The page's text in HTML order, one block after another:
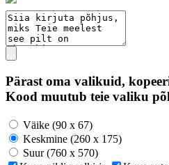
Pärast oma valikuid,
Kood muutub teie valiku
Väike (90 x 67)
Keskmine (260 x 175)
Suur (760 x 570)